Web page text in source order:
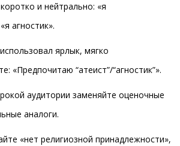
и нейтрально: «я
агностик».
ярлык, мягко
«Предпочитаю “атеист”/“агностик”».
аудитории заменяйте оценочные
аналоги.
«нет религиозной принадлежности»,